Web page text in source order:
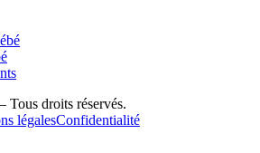
droits réservés.
légalesConfidentialité